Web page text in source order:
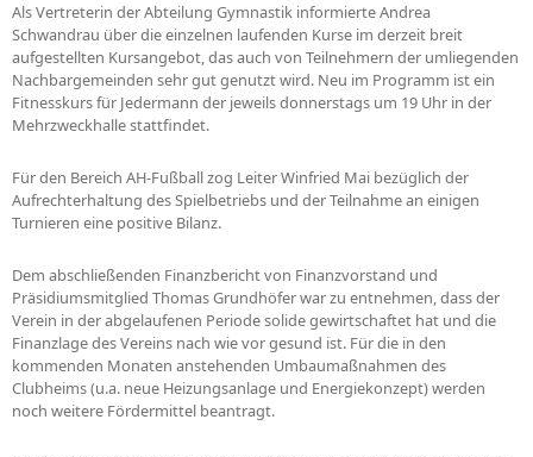
Als Vertreterin der Abteilung Gymnastik informierte Andrea
Schwandrau über die einzelnen laufenden Kurse im derzeit breit
aufgestellten Kursangebot, das auch von Teilnehmern der umliegenden
Nachbargemeinden sehr gut genutzt wird. Neu im Programm ist ein
Fitnesskurs für Jedermann der jeweils donnerstags um 19 Uhr in der
Mehrzweckhalle stattfindet.
Für den Bereich AH-Fußball zog Leiter Winfried Mai bezüglich der
Aufrechterhaltung des Spielbetriebs und der Teilnahme an einigen
Turnieren eine positive Bilanz.
Dem abschließenden Finanzbericht von Finanzvorstand und
Präsidiumsmitglied Thomas Grundhöfer war zu entnehmen, dass der
Verein in der abgelaufenen Periode solide gewirtschaftet hat und die
Finanzlage des Vereins nach wie vor gesund ist. Für die in den
kommenden Monaten anstehenden Umbaumaßnahmen des
Clubheims (u.a. neue Heizungsanlage und Energiekonzept) werden
noch weitere Fördermittel beantragt.